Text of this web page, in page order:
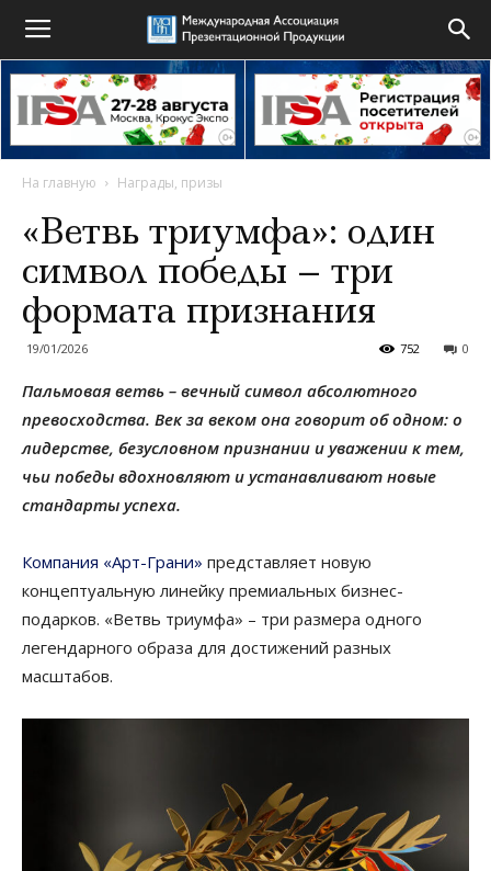
На главную Награды, призы
«Ветвь триумфа»: один
символ победы – три
формата признания
19/01/2026 0
752
Пальмовая ветвь – вечный символ абсолютного
превосходства. Век за веком она говорит об одном: о
лидерстве, безусловном признании и уважении к тем,
чьи победы вдохновляют и устанавливают новые
стандарты успеха.
Компания «Арт-Грани» представляет новую
концептуальную линейку премиальных бизнес-
подарков. «Ветвь триумфа» – три размера одного
легендарного образа для достижений разных
масштабов.